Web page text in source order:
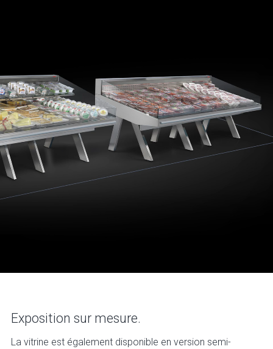
Exposition sur mesure.
La vitrine est également disponible en version semi-